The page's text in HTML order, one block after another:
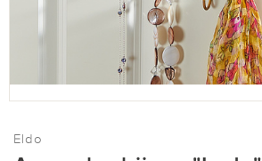
Eldo